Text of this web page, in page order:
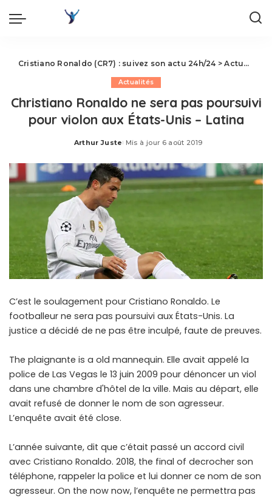
Cristiano Ronaldo (CR7) : suivez son actu 24h/24 >Actualités
Actualités
Christiano Ronaldo ne sera pas poursuivi
pour violon aux États-Unis – Latina
Posted
Arthur Juste Mis à jour 6 août 2019
C’est le soulagement pour Cristiano Ronaldo. Le
footballeur ne sera pas poursuivi aux États-Unis. La
justice a décidé de ne pas être inculpé, faute de preuves.
The plaignante is a old mannequin. Elle avait appelé la
police de Las Vegas le 13 juin 2009 pour dénoncer un viol
dans une chambre d'hôtel de la ville. Mais au départ, elle
avait refusé de donner le nom de son agresseur.
L’enquête avait été close.
L’année suivante, dit que c’était passé un accord civil
avec Cristiano Ronaldo. 2018, the final of decrocher son
téléphone, rappeler la police et lui donner ce nom de son
agresseur. On the now now, l’enquête ne permettra pas